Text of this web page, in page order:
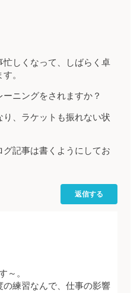
しくなって、しばらく卓
。
ニングをされますか？
、ラケットも振れない状
記事は書くようにしてお
返信する
～。
練習なんで、仕事の影響